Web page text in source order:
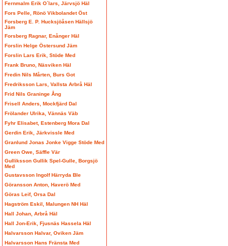
Fernmalm Erik O´lars, Järvsjö Häl
Fors Pelle, Rönö Vikbolandet Öst
Forsberg E. P. Hucksjöåsen Hällsjö
Jäm
Forsberg Ragnar, Enånger Häl
Forslin Helge Östersund Jäm
Forslin Lars Erik, Stöde Med
Frank Bruno, Näsviken Häl
Fredin Nils Mårten, Burs Got
Fredriksson Lars, Vallsta Arbrå Häl
Frid Nils Graninge Ång
Frisell Anders, Mockfjärd Dal
Frölander Ulrika, Vännäs Väb
Fyhr Elisabet, Estenberg Mora Dal
Gerdin Erik, Järkvissle Med
Granlund Jonas Jonke Vigge Stöde Med
Green Owe, Säffle Vär
Gulliksson Gullik Spel-Gulle, Borgsjö
Med
Gustavsson Ingolf Härryda Ble
Göransson Anton, Haverö Med
Göras Leif, Orsa Dal
Hagström Eskil, Malungen NH Häl
Hall Johan, Arbrå Häl
Hall Jon-Erik, Fjusnäs Hassela Häl
Halvarsson Halvar, Oviken Jäm
Halvarsson Hans Fränsta Med